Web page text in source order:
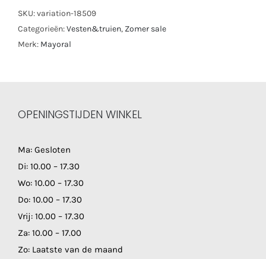
SKU:variation-18509
Categorieën:Vesten&truien, Zomer sale
Merk: Mayoral
OPENINGSTIJDEN WINKEL
Ma: Gesloten
Di: 10.00 – 17.30
Wo: 10.00 – 17.30
Do: 10.00 – 17.30
Vrij: 10.00 – 17.30
Za: 10.00 – 17.00
Zo: Laatste van de maand